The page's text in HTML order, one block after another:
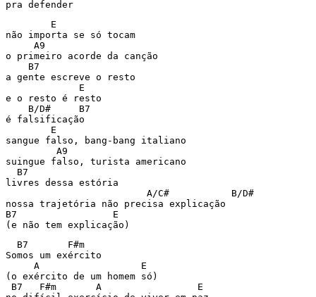
        E
não importa se só tocam
     A9
o primeiro acorde da canção
    B7
a gente escreve o resto
             E
e o resto é resto
    B/D#     B7
é falsificação
        E
sangue falso, bang-bang italiano
         A9
suingue falso, turista americano
  B7
livres dessa estória
                         A/C#           B/D#
nossa trajetória não precisa explicação
B7                 E
  B7       F#m
Somos um exército
     A                  E
(o exército de um homem só)
B7   F#m       A                 E